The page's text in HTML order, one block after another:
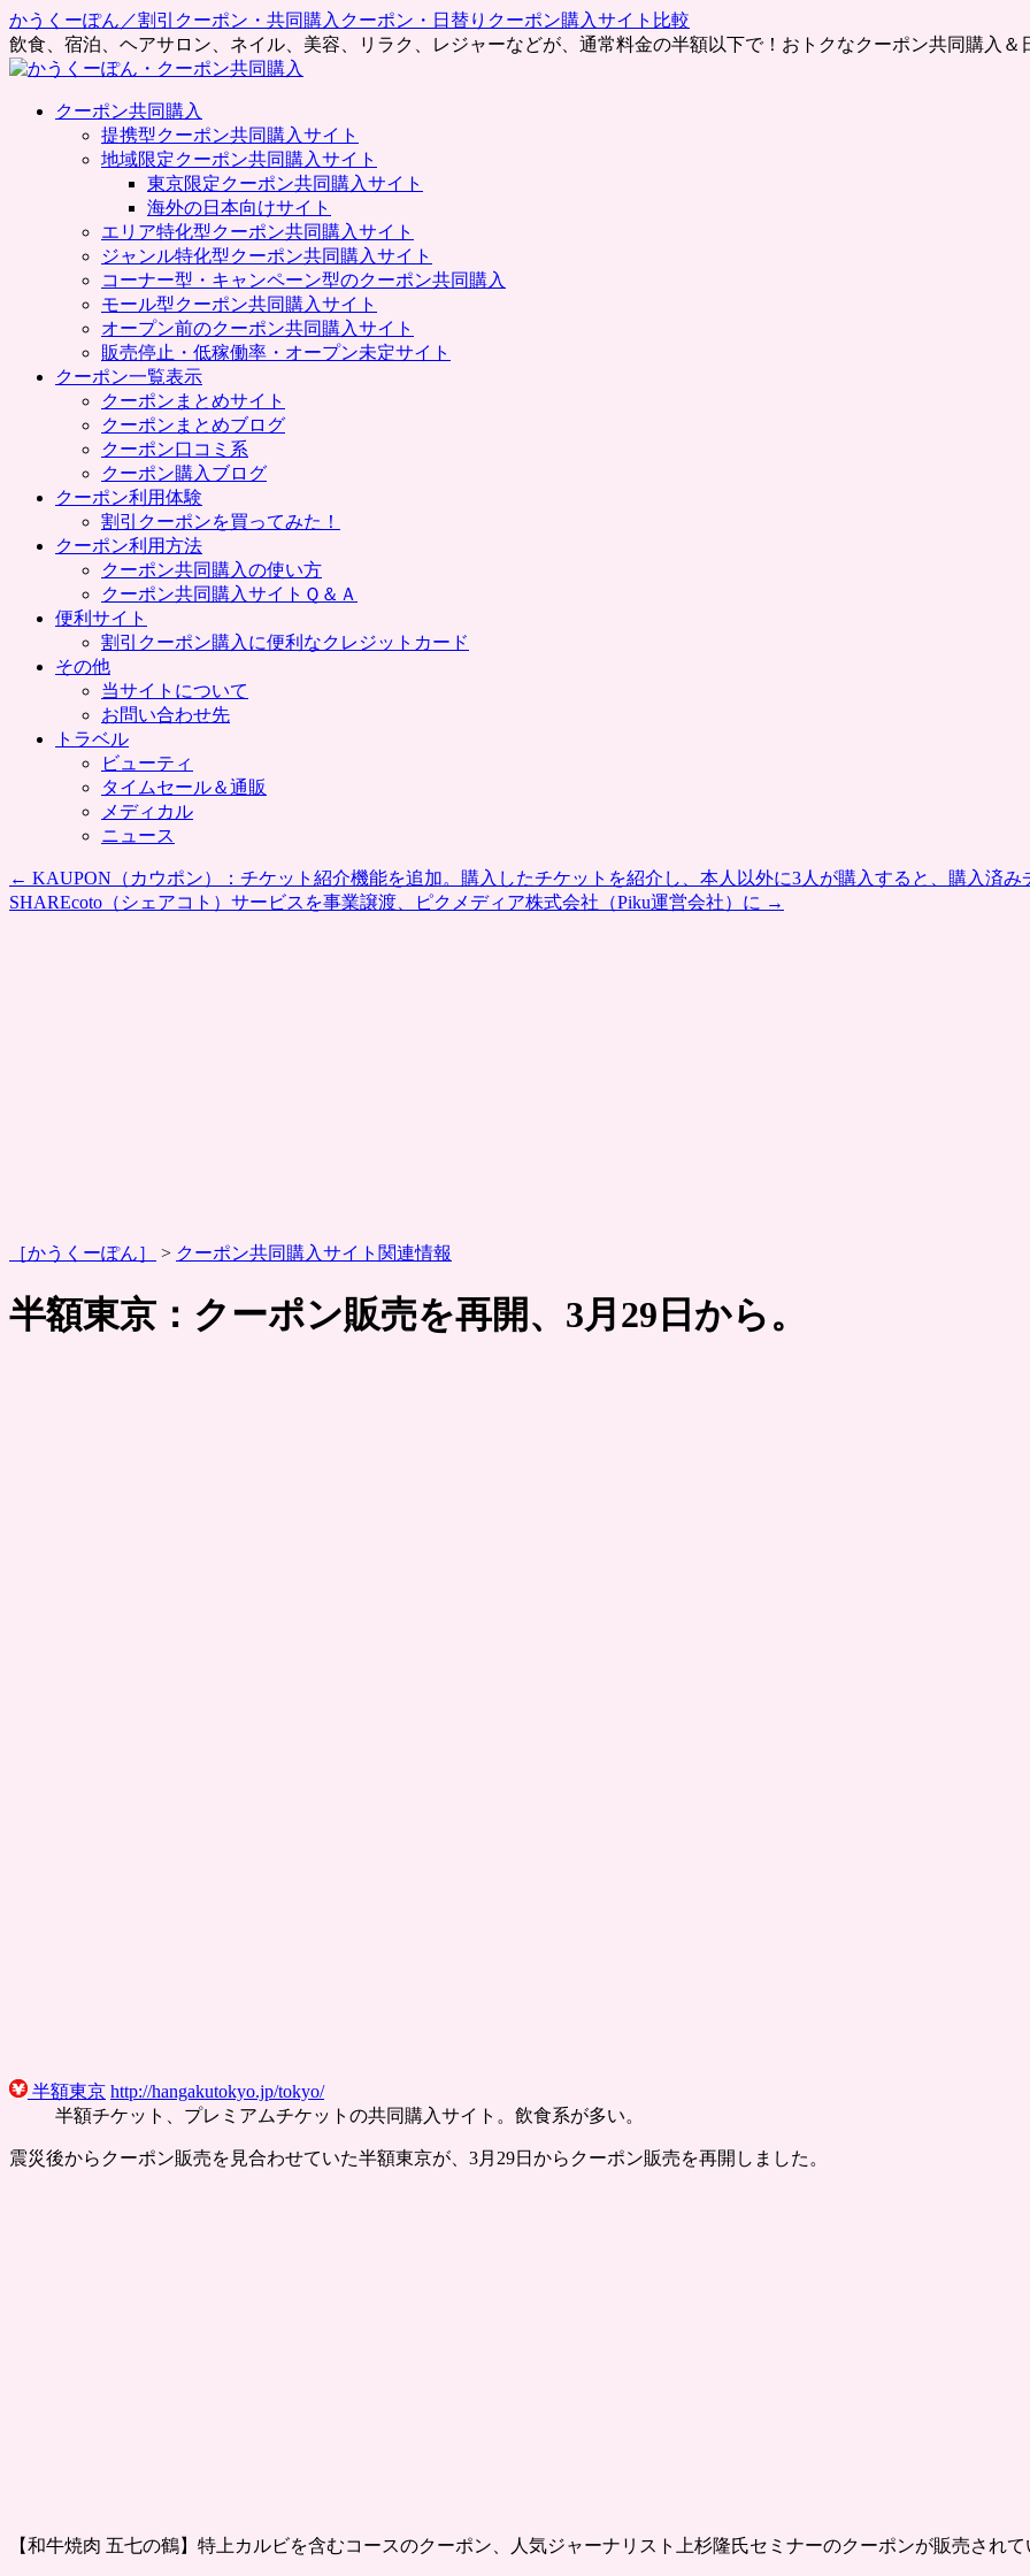
かうくーぽん／割引クーポン・共同購入クーポン・日替りクーポン購入サイト比較
飲食、宿泊、ヘアサロン、ネイル、美容、リラク、レジャーなどが、通常料金の半額以下で！おトクなクーポン共同購入
クーポン共同購入
提携型クーポン共同購入サイト
地域限定クーポン共同購入サイト
東京限定クーポン共同購入サイト
海外の日本向けサイト
エリア特化型クーポン共同購入サイト
ジャンル特化型クーポン共同購入サイト
コーナー型・キャンペーン型のクーポン共同購入
モール型クーポン共同購入サイト
オープン前のクーポン共同購入サイト
販売停止・低稼働率・オープン未定サイト
クーポン一覧表示
クーポンまとめサイト
クーポンまとめブログ
クーポン口コミ系
クーポン購入ブログ
クーポン利用体験
割引クーポンを買ってみた！
クーポン利用方法
クーポン共同購入の使い方
クーポン共同購入サイトＱ＆Ａ
便利サイト
割引クーポン購入に便利なクレジットカード
その他
当サイトについて
お問い合わせ先
トラベル
ビューティ
タイムセール＆通販
メディカル
ニュース
← KAUPON（カウポン）：チケット紹介機能を追加。購入したチケットを紹介し、本人以外に3人が購入すると、購入済み
SHAREcoto（シェアコト）サービスを事業譲渡、ピクメディア株式会社（Piku運営会社）に →
［かうくーぽん］ > クーポン共同購入サイト関連情報
半額東京：クーポン販売を再開、3月29日から。
半額東京 http://hangakutokyo.jp/tokyo/
半額チケット、プレミアムチケットの共同購入サイト。飲食系が多い。
震災後からクーポン販売を見合わせていた半額東京が、3月29日からクーポン販売を再開しました。
【和牛焼肉 五七の鶴】特上カルビを含むコースのクーポン、人気ジャーナリスト上杉隆氏セミナーのクーポンが販売され